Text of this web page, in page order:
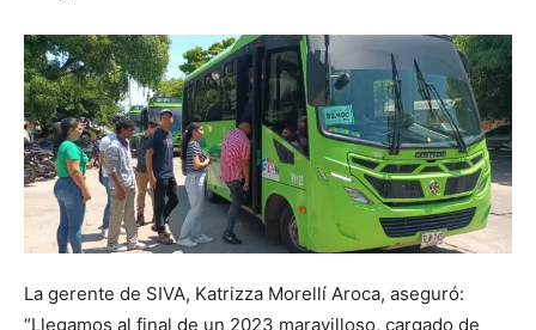
La gerente de SIVA, Katrizza Morellí Aroca, aseguró:
“Llegamos al final de un 2023 maravilloso, cargado de